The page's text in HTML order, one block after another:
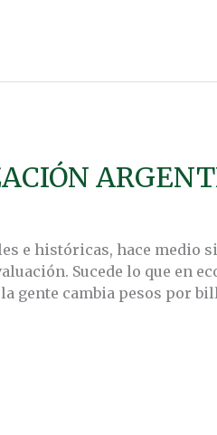
e históricas, hace medio
Sucede lo que en
gente cambia pesos por